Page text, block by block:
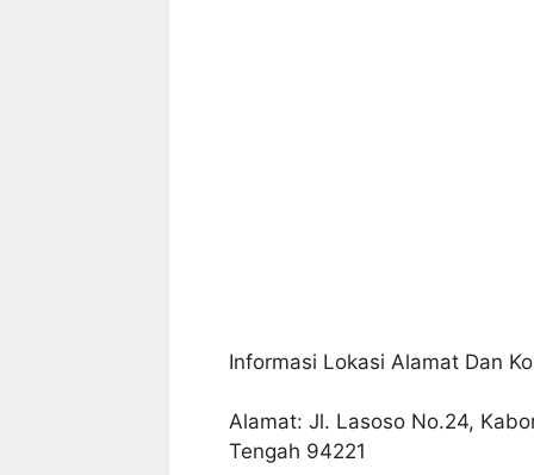
Informasi Lokasi Alamat Dan
Alamat: Jl. Lasoso No.24,
Tengah 94221